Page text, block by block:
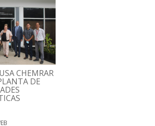
CHEMRAR
DE